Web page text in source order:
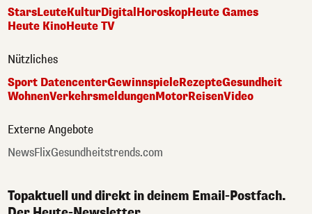
StarsLeuteKulturDigital HoroskopHeute Games
Heute KinoHeute TV
Nützliches
Sport DatencenterGewinnspieleRezepteGesundheit
WohnenVerkehrsmeldungenMotorReisenVideo
Externe Angebote
NewsFlixGesundheitstrends.com
Topaktuell und direkt in deinem Email-Postfach.